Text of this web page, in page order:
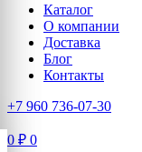
Каталог
О компании
Доставка
Блог
Контакты
+7 960 736-07-30
0 ₽ 0